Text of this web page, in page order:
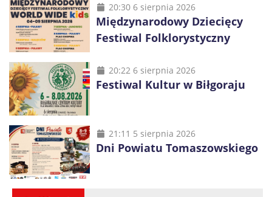
20:30 6 sierpnia 2026
Międzynarodowy Dziecięcy
Festiwal Folklorystyczny
20:22 6 sierpnia 2026
Festiwal Kultur w Biłgoraju
21:11 5 sierpnia 2026
Dni Powiatu Tomaszowskiego